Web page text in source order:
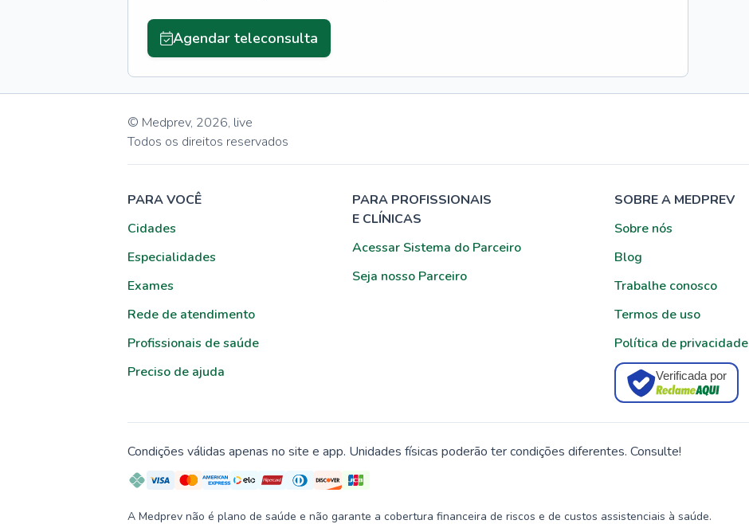
Agendar teleconsulta
© Medprev, 2026, live
Todos os direitos reservados
PARA VOCÊ
Cidades
Especialidades
Exames
Rede de atendimento
Profissionais de saúde
Preciso de ajuda
PARA PROFISSIONAIS
E CLÍNICAS
Acessar Sistema do Parceiro
Seja nosso Parceiro
SOBRE A MEDPREV
Sobre nós
Blog
Trabalhe conosco
Termos de uso
Política de privacidade
Verificada por
Condições válidas apenas no site e app. Unidades físicas poderão ter condições diferentes. Consulte!
A Medprev não é plano de saúde e não garante a cobertura financeira de riscos e de custos assistenciais à saúde.